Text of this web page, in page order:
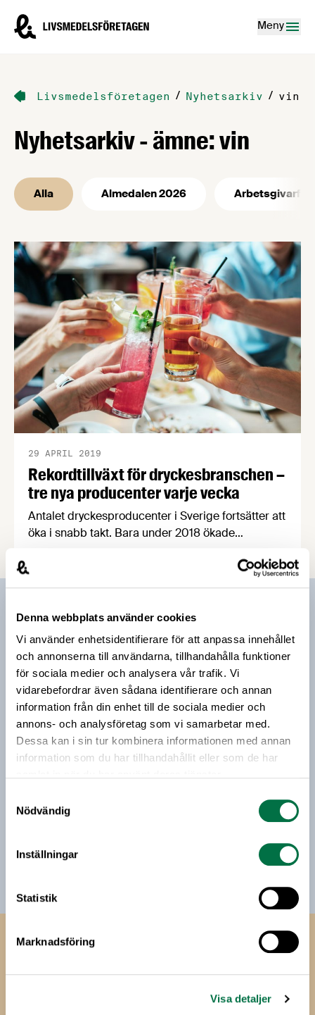
Denna webbplats använder cookies
Vi använder enhetsidentifierare för att anpassa innehållet
och annonserna till användarna, tillhandahålla funktioner
för sociala medier och analysera vår trafik. Vi
vidarebefordrar även sådana identifierare och annan
information från din enhet till de sociala medier och
annons- och analysföretag som vi samarbetar med.
Dessa kan i sin tur kombinera informationen med annan
information som du har tillhandahållit eller som de har
Nödvändig
Inställningar
Statistik
Marknadsföring
Visa detaljer
Livsmedelsföretagen – till startsidan
Meny
Livsmedelsföretagen / Nyhetsarkiv / vin
Nyhetsarkiv - ämne: vin
Alla Almedalen 2026
Rekordtillväxt för dryckesbranschen –
tre nya producenter varje vecka
29 APRIL 2019
Antalet dryckesproducenter i Sverige fortsätter att
öka i snabb takt. Bara under 2018 ökade
nya producenter i veckan. Vid årsskiftet fanns
Prenumerera på vårt nyhetsbrev
Vårt nyhetsbrev kommer ut 3-4 gånger i månaden och
riktar sig till alla med ett intresse för
livsmedelsföretagande och den svenska
livsmedelsbranschen. När du anmäler dig till vårt
nyhetsbrev godkänner du Livsmedelsföretagens
hantering av personuppgifter.
Jag vill få relevant information från Livsmedelsföretagen
sälja min personliga information. Jag kan när som helst
avsluta prenumerationen.
Livsmedels­företagen
Livsmedelsföretagen